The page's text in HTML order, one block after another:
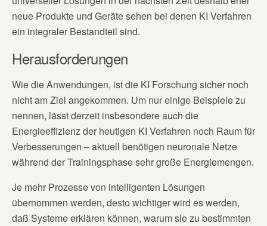
neue Produkte und Geräte sehen bei denen KI Verfahren
ein integraler Bestandteil sind.
Herausforderungen
Wie die Anwendungen, ist die KI Forschung sicher noch
nicht am Ziel angekommen. Um nur einige Beispiele zu
nennen, lässt derzeit insbesondere auch die
Energieeffizienz der heutigen KI Verfahren noch Raum für
Verbesserungen – aktuell benötigen neuronale Netze
während der Trainingsphase sehr große Energiemengen.
Je mehr Prozesse von intelligenten Lösungen
übernommen werden, desto wichtiger wird es werden,
daß Systeme erklären können, warum sie zu bestimmten